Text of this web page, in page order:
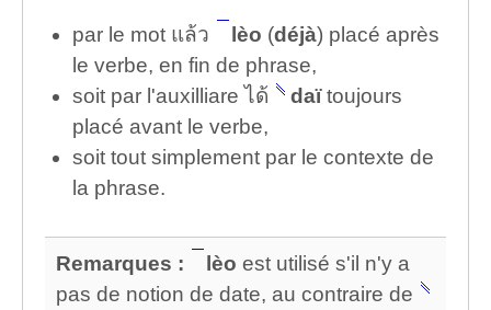
par le mot แล้ว lèo (déjà) placé après
le verbe, en fin de phrase,
soit par l'auxilliare ได้
daïtoujours
placé avant le verbe,
soit tout simplement par le contexte de
la phrase.
Remarques : lèo est utilisé s'il n'y a
pas de notion de date, au contraire de